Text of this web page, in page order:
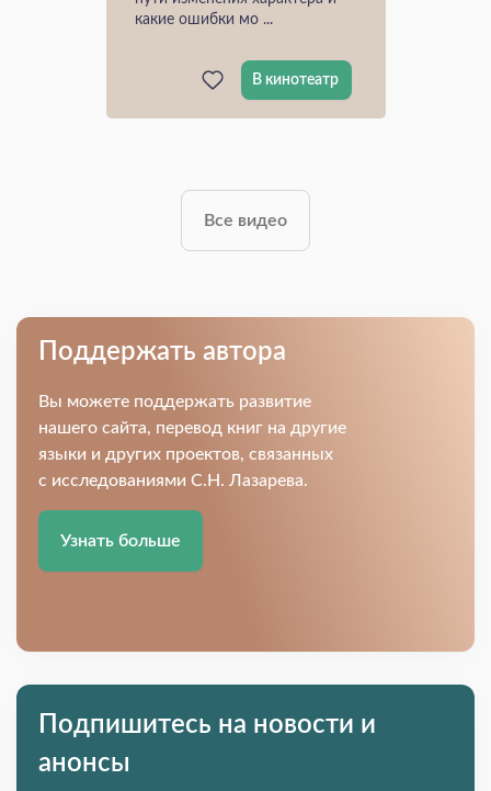
какие ошибки мо ...
В кинотеатр
Все видео
Поддержать автора
Вы можете поддержать развитие
нашего сайта, перевод книг на другие
языки и других проектов, связанных
с исследованиями С.Н. Лазарева.
Узнать больше
Подпишитесь на новости и
анонсы